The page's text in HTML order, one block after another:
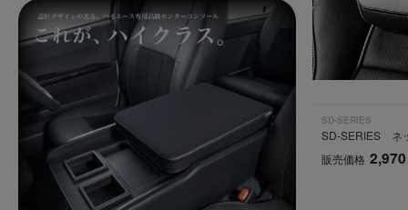
SD-SERIES
SD-SERIES ネ
販売価格 2,970